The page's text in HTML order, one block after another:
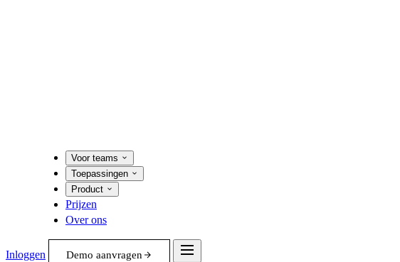
Voor teams
Toepassingen
Product
Prijzen
Over ons
Inloggen Demo aanvragen